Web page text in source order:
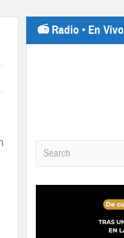
📻 Radio • En Vivo